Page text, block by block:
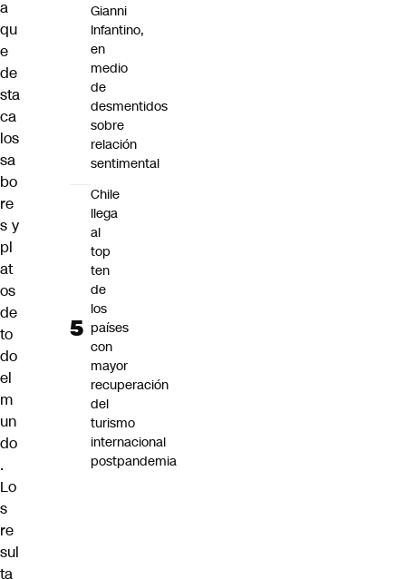
a
qu
e
de
sta
ca
los
sa
bo
re
s y
pl
at
os
de
to
do
el
m
un
do
.
Lo
s
re
sul
ta
Gianni
Infantino,
en
medio
de
desmentidos
sobre
relación
sentimental
Chile
llega
al
top
ten
de
los
países
con
mayor
recuperación
del
turismo
internacional
postpandemia